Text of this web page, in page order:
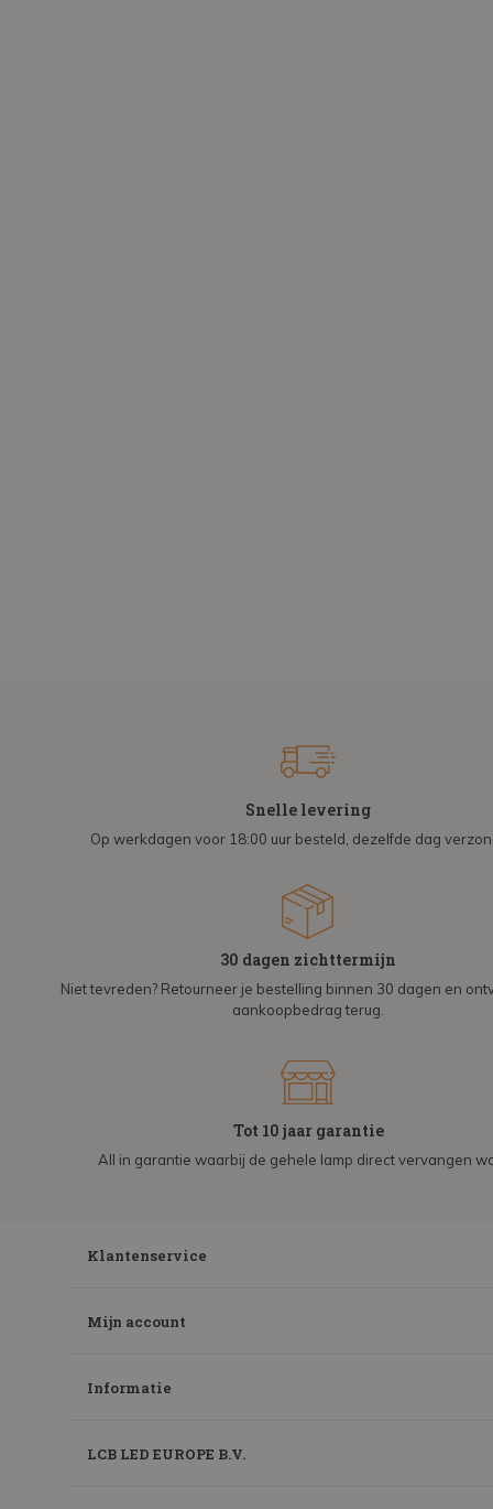
Snelle levering
Op werkdagen voor 18:00 uur besteld, dezelfde dag
30 dagen zichttermijn
Niet tevreden? Retourneer je bestelling binnen 30 dagen en
aankoopbedrag terug.
Tot 10 jaar garantie
All in garantie waarbij de gehele lamp direct vervangen
Klantenservice
Mijn account
Informatie
LCB LED EUROPE B.V.